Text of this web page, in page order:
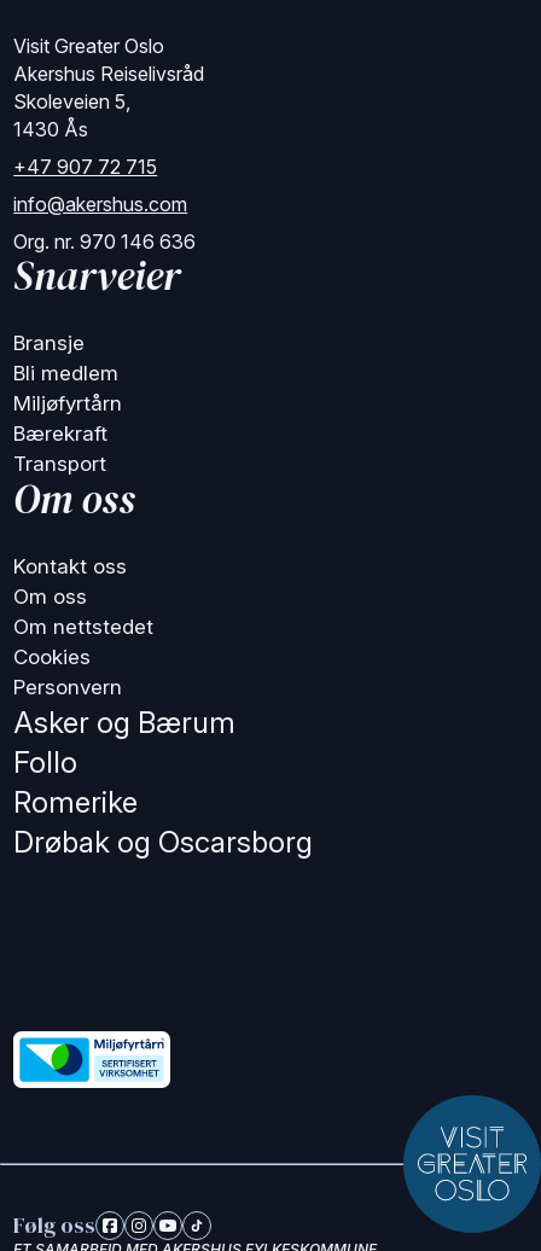
Visit Greater Oslo
Akershus Reiselivsråd
Skoleveien 5,
1430 Ås
+47 907 72 715
info@akershus.com
Org. nr. 970 146 636
Snarveier
Bransje
Bli medlem
Miljøfyrtårn
Bærekraft
Transport
Om oss
Kontakt oss
Om oss
Om nettstedet
Cookies
Personvern
Asker og Bærum
Follo
Romerike
Drøbak og Oscarsborg
Følg oss